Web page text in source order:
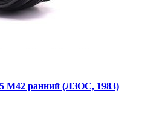
М42 ранний (ЛЗОС, 1983)